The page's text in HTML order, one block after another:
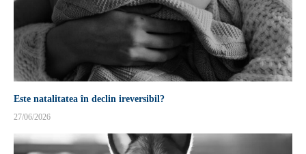
Este natalitatea în declin ireversibil?
27/06/2026